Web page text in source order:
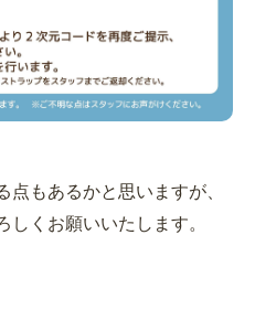
もあるかと思いますが、
しくお願いいたします。